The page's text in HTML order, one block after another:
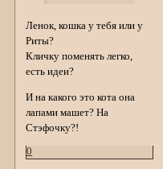
Ленок, кошка у тебя или у
Риты?
Кличку поменять легко,
есть идеи?
И на какого это кота она
лапами машет? На
Стэфочку?!
0